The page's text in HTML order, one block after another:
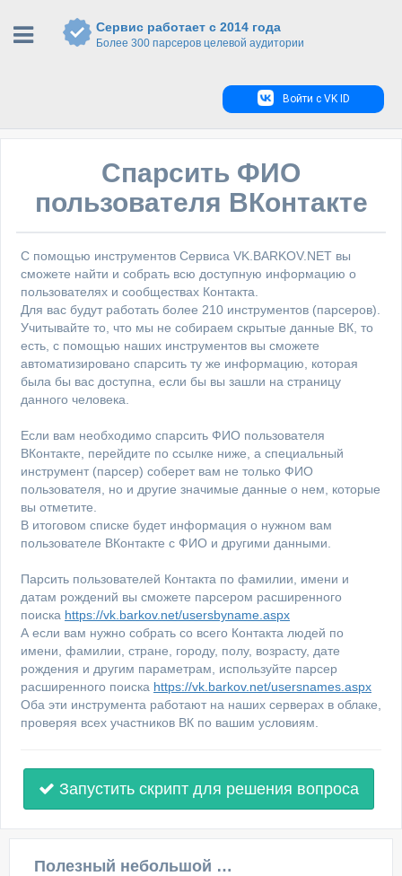
Сервис работает с 2014 года
Более 300 парсеров целевой аудитории
Войти с VK ID
Спарсить ФИО
пользователя ВКонтакте
С помощью инструментов Сервиса VK.BARKOV.NET вы
сможете найти и собрать всю доступную информацию о
пользователях и сообществах Контакта.
Для вас будут работать более 210 инструментов (парсеров).
Учитывайте то, что мы не собираем скрытые данные ВК, то
есть, с помощью наших инструментов вы сможете
автоматизировано спарсить ту же информацию, которая
была бы вас доступна, если бы вы зашли на страницу
данного человека.
Если вам необходимо спарсить ФИО пользователя
ВКонтакте, перейдите по ссылке ниже, а специальный
инструмент (парсер) соберет вам не только ФИО
пользователя, но и другие значимые данные о нем, которые
вы отметите.
В итоговом списке будет информация о нужном вам
пользователе ВКонтакте с ФИО и другими данными.
Парсить пользователей Контакта по фамилии, имени и
датам рождений вы сможете парсером расширенного
поиска https://vk.barkov.net/usersbyname.aspx
А если вам нужно собрать со всего Контакта людей по
имени, фамилии, стране, городу, полу, возрасту, дате
рождения и другим параметрам, используйте парсер
расширенного поиска https://vk.barkov.net/usersnames.aspx
Оба эти инструмента работают на наших серверах в облаке,
проверяя всех участников ВК по вашим условиям.
Запустить скрипт для решения вопроса
Полезный небольшой видеоурок по этой теме